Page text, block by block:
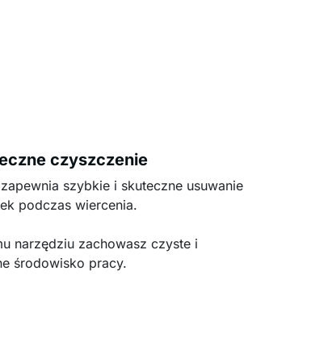
czyszczenie
szybkie i skuteczne usuwanie
podczas wiercenia.
narzędziu zachowasz czyste i
środowisko pracy.